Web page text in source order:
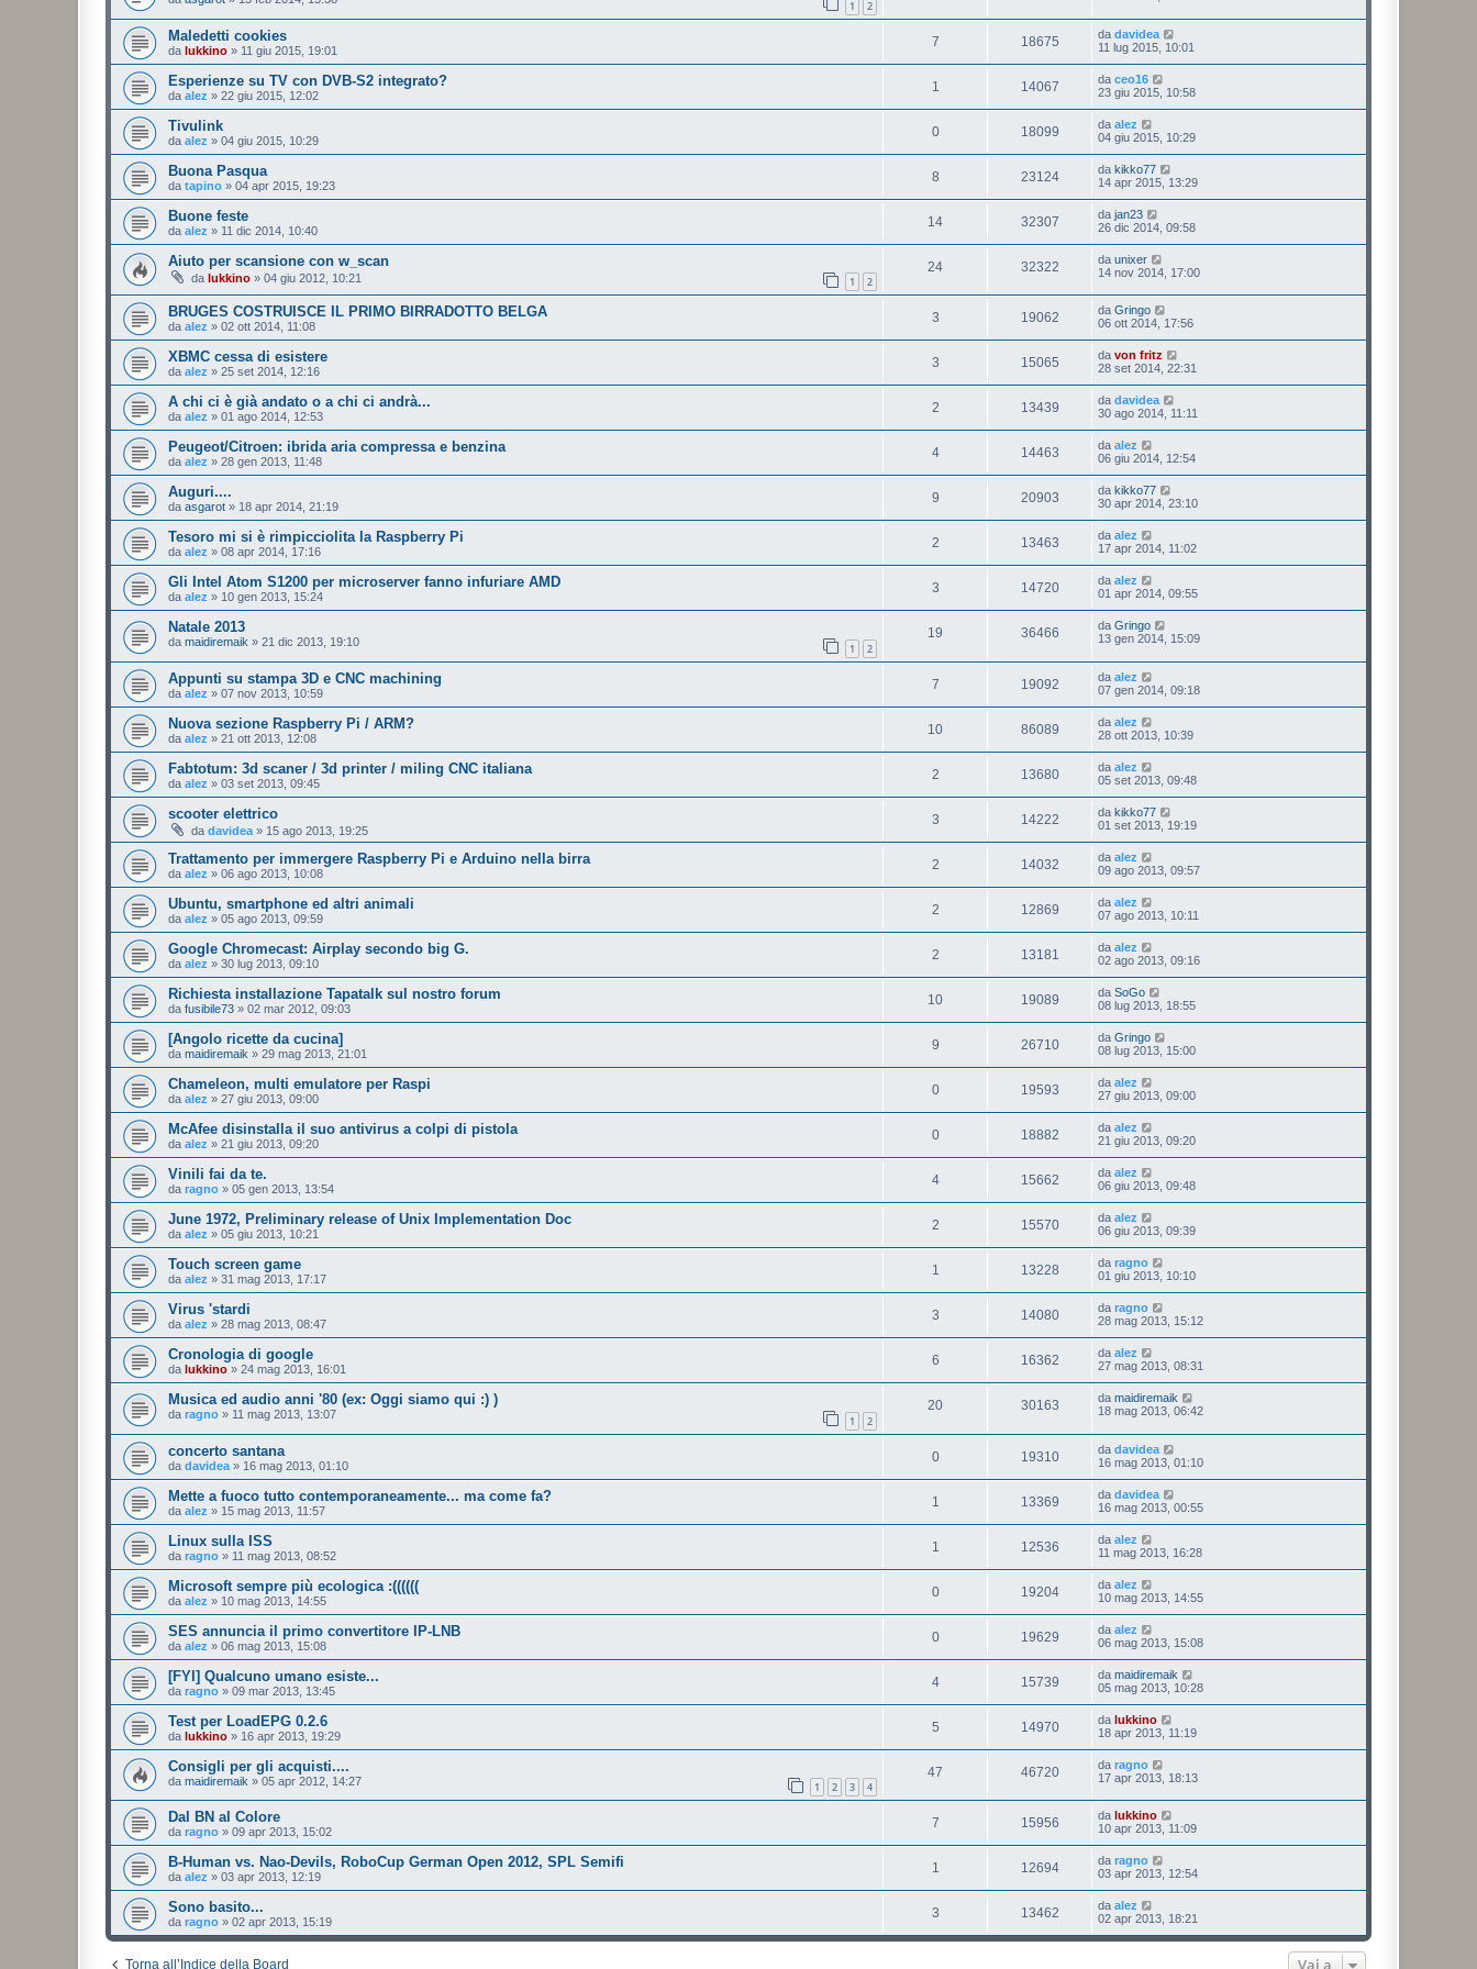
1 2
Maledetti cookies
da lukkino » 11 giu 2015, 19:01
7 18675 da davidea
11 lug 2015, 10:01
Esperienze su TV con DVB-S2 integrato?
da alez » 22 giu 2015, 12:02
1 14067 da ceo16
23 giu 2015, 10:58
Tivulink
da alez » 04 giu 2015, 10:29
0 18099 da alez
04 giu 2015, 10:29
Buona Pasqua
da tapino » 04 apr 2015, 19:23
8 23124 da kikko77
14 apr 2015, 13:29
Buone feste
da alez » 11 dic 2014, 10:40
14 32307 da jan23
26 dic 2014, 09:58
Aiuto per scansione con w_scan
da lukkino » 04 giu 2012, 10:21 1 2
24 32322 da unixer
14 nov 2014, 17:00
BRUGES COSTRUISCE IL PRIMO BIRRADOTTO BELGA
da alez » 02 ott 2014, 11:08
3 19062 da Gringo
06 ott 2014, 17:56
XBMC cessa di esistere
da alez » 25 set 2014, 12:16
3 15065 da von fritz
28 set 2014, 22:31
A chi ci è già andato o a chi ci andrà...
da alez » 01 ago 2014, 12:53
2 13439 da davidea
30 ago 2014, 11:11
Peugeot/Citroen: ibrida aria compressa e benzina
da alez » 28 gen 2013, 11:48
4 14463 da alez
06 giu 2014, 12:54
Auguri....
da asgarot » 18 apr 2014, 21:19
9 20903 da kikko77
30 apr 2014, 23:10
Tesoro mi si è rimpicciolita la Raspberry Pi
da alez » 08 apr 2014, 17:16
2 13463 da alez
17 apr 2014, 11:02
Gli Intel Atom S1200 per microserver fanno infuriare AMD
da alez » 10 gen 2013, 15:24
3 14720 da alez
01 apr 2014, 09:55
Natale 2013
da maidiremaik » 21 dic 2013, 19:10 1 2
19 36466 da Gringo
13 gen 2014, 15:09
Appunti su stampa 3D e CNC machining
da alez » 07 nov 2013, 10:59
7 19092 da alez
07 gen 2014, 09:18
Nuova sezione Raspberry Pi / ARM?
da alez » 21 ott 2013, 12:08
10 86089 da alez
28 ott 2013, 10:39
Fabtotum: 3d scaner / 3d printer / miling CNC italiana
da alez » 03 set 2013, 09:45
2 13680 da alez
05 set 2013, 09:48
scooter elettrico
da davidea » 15 ago 2013, 19:25
3 14222 da kikko77
01 set 2013, 19:19
Trattamento per immergere Raspberry Pi e Arduino nella birra
da alez » 06 ago 2013, 10:08
2 14032 da alez
09 ago 2013, 09:57
Ubuntu, smartphone ed altri animali
da alez » 05 ago 2013, 09:59
2 12869 da alez
07 ago 2013, 10:11
Google Chromecast: Airplay secondo big G.
da alez » 30 lug 2013, 09:10
2 13181 da alez
02 ago 2013, 09:16
Richiesta installazione Tapatalk sul nostro forum
da fusibile73 » 02 mar 2012, 09:03
10 19089 da SoGo
08 lug 2013, 18:55
[Angolo ricette da cucina]
da maidiremaik » 29 mag 2013, 21:01
9 26710 da Gringo
08 lug 2013, 15:00
Chameleon, multi emulatore per Raspi
da alez » 27 giu 2013, 09:00
0 19593 da alez
27 giu 2013, 09:00
McAfee disinstalla il suo antivirus a colpi di pistola
da alez » 21 giu 2013, 09:20
0 18882 da alez
21 giu 2013, 09:20
Vinili fai da te.
da ragno » 05 gen 2013, 13:54
4 15662 da alez
06 giu 2013, 09:48
June 1972, Preliminary release of Unix Implementation Doc
da alez » 05 giu 2013, 10:21
2 15570 da alez
06 giu 2013, 09:39
Touch screen game
da alez » 31 mag 2013, 17:17
1 13228 da ragno
01 giu 2013, 10:10
Virus 'stardi
da alez » 28 mag 2013, 08:47
3 14080 da ragno
28 mag 2013, 15:12
Cronologia di google
da lukkino » 24 mag 2013, 16:01
6 16362 da alez
27 mag 2013, 08:31
Musica ed audio anni '80 (ex: Oggi siamo qui :) )
da ragno » 11 mag 2013, 13:07 1 2
20 30163 da maidiremaik
18 mag 2013, 06:42
concerto santana
da davidea » 16 mag 2013, 01:10
0 19310 da davidea
16 mag 2013, 01:10
Mette a fuoco tutto contemporaneamente... ma come fa?
da alez » 15 mag 2013, 11:57
1 13369 da davidea
16 mag 2013, 00:55
Linux sulla ISS
da ragno » 11 mag 2013, 08:52
1 12536 da alez
11 mag 2013, 16:28
Microsoft sempre più ecologica :((((((
da alez » 10 mag 2013, 14:55
0 19204 da alez
10 mag 2013, 14:55
SES annuncia il primo convertitore IP-LNB
da alez » 06 mag 2013, 15:08
0 19629 da alez
06 mag 2013, 15:08
[FYI] Qualcuno umano esiste...
da ragno » 09 mar 2013, 13:45
4 15739 da maidiremaik
05 mag 2013, 10:28
Test per LoadEPG 0.2.6
da lukkino » 16 apr 2013, 19:29
5 14970 da lukkino
18 apr 2013, 11:19
Consigli per gli acquisti....
da maidiremaik » 05 apr 2012, 14:27 1 2 3 4
47 46720 da ragno
17 apr 2013, 18:13
Dal BN al Colore
da ragno » 09 apr 2013, 15:02
7 15956 da lukkino
10 apr 2013, 11:09
B-Human vs. Nao-Devils, RoboCup German Open 2012, SPL Semifi
da alez » 03 apr 2013, 12:19
1 12694 da ragno
03 apr 2013, 12:54
Sono basito...
da ragno » 02 apr 2013, 15:19
3 13462 da alez
02 apr 2013, 18:21
Torna all’Indice della Board Vai a